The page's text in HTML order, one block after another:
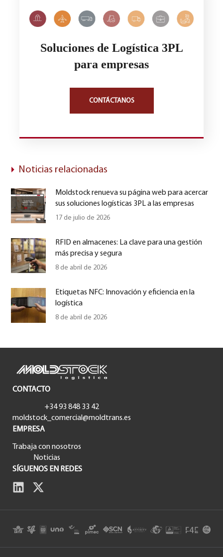
Soluciones de Logística 3PL
para empresas
CONTÁCTANOS
Noticias relacionadas
Moldstock renueva su página web para acercar
sus soluciones logísticas 3PL a las empresas
17 de julio de 2026
RFID en almacenes: La clave para una gestión
más precisa y segura
8 de abril de 2026
Etiquetas NFC: Innovación y eficiencia en la
logística
8 de abril de 2026
CONTACTO
+34 93 848 33 42
moldstock_comercial@moldtrans.es
EMPRESA
Trabaja con nosotros
Noticias
SÍGUENOS EN REDES